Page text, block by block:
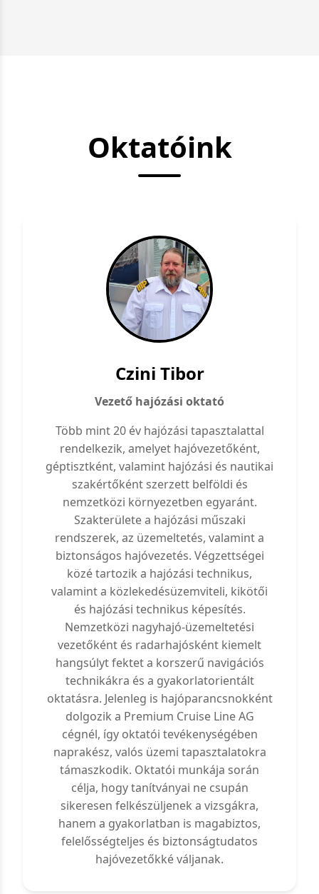
Oktatóink
Czini Tibor
Vezető hajózási oktató
Több mint 20 év hajózási tapasztalattal
rendelkezik, amelyet hajóvezetőként,
géptisztként, valamint hajózási és nautikai
szakértőként szerzett belföldi és
nemzetközi környezetben egyaránt.
Szakterülete a hajózási műszaki
rendszerek, az üzemeltetés, valamint a
biztonságos hajóvezetés. Végzettségei
közé tartozik a hajózási technikus,
valamint a közlekedésüzemviteli, kikötői
és hajózási technikus képesítés.
Nemzetközi nagyhajó-üzemeltetési
vezetőként és radarhajósként kiemelt
hangsúlyt fektet a korszerű navigációs
technikákra és a gyakorlatorientált
oktatásra. Jelenleg is hajóparancsnokként
dolgozik a Premium Cruise Line AG
cégnél, így oktatói tevékenységében
naprakész, valós üzemi tapasztalatokra
támaszkodik. Oktatói munkája során
célja, hogy tanítványai ne csupán
sikeresen felkészüljenek a vizsgákra,
hanem a gyakorlatban is magabiztos,
felelősségteljes és biztonságtudatos
hajóvezetőkké váljanak.